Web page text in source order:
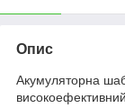
Опис
Акумуляторна